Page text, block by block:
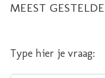
MEEST
Type hier je vraag: